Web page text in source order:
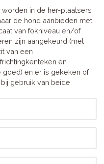
in de her-plaatsers
de hond aanbieden met
van fokniveau en/of
zijn aangekeurd (met
van een
en
goed) en er is gekeken of
gebruik van beide